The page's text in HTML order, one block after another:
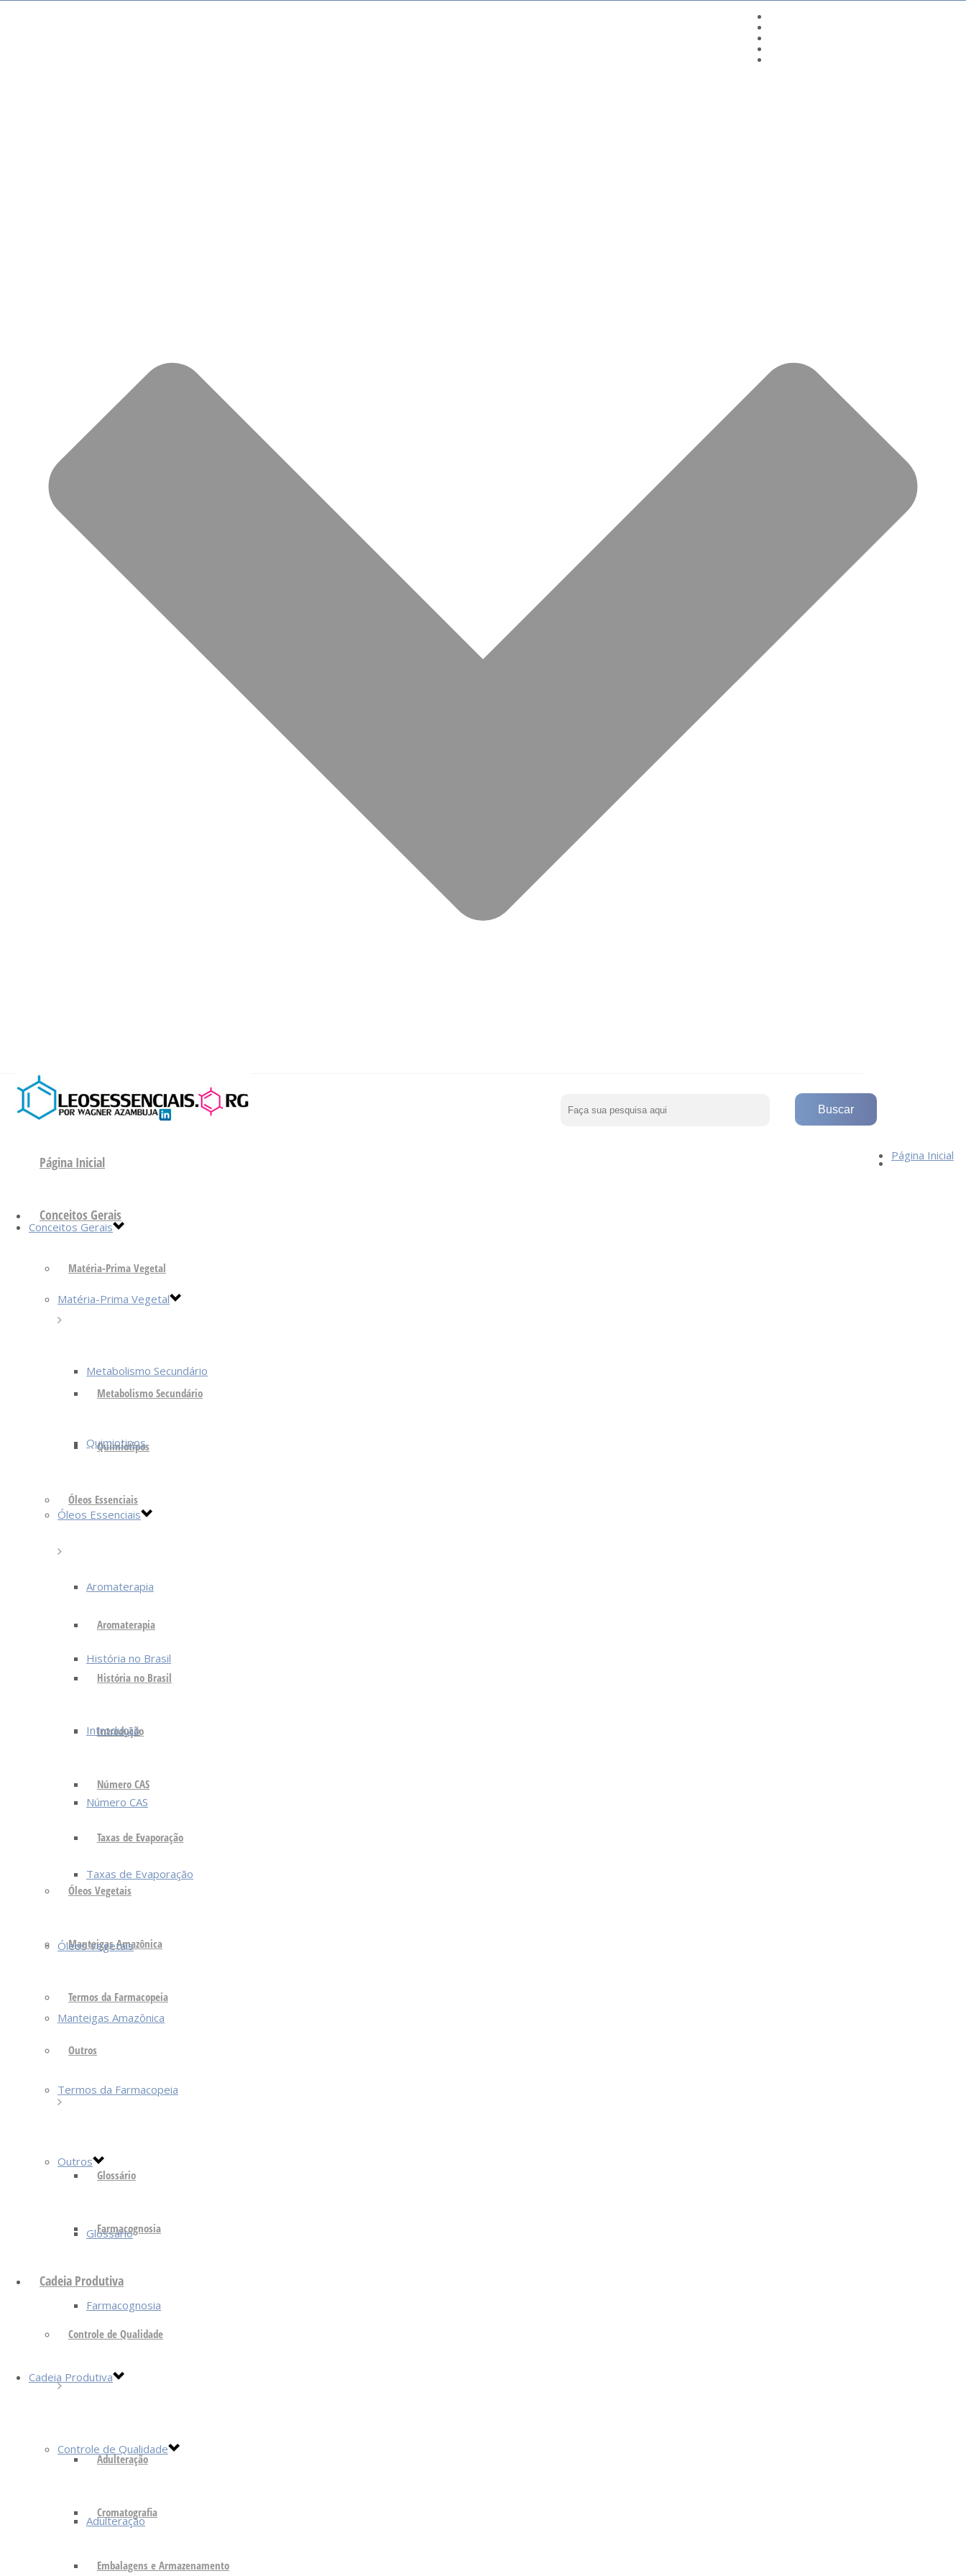
Página Inicial
Conceitos Gerais
Matéria-Prima Vegetal
Metabolismo Secundário
Quimiotipos
Óleos Essenciais
Aromaterapia
História no Brasil
Introdução
Número CAS
Taxas de Evaporação
Óleos Vegetais
Manteigas Amazônica
Termos da Farmacopeia
Outros
Glossário
Farmacognosia
Cadeia Produtiva
Controle de Qualidade
Adulteração
Cromatografia
Embalagens e Armazenamento
Página Inicial
Conceitos Gerais
Matéria-Prima Vegetal
Metabolismo Secundário
Quimiotipos
Óleos Essenciais
Aromaterapia
História no Brasil
Introdução
Número CAS
Taxas de Evaporação
Óleos Vegetais
Manteigas Amazônica
Termos da Farmacopeia
Outros
Glossário
Farmacognosia
Cadeia Produtiva
Controle de Qualidade
Adulteração